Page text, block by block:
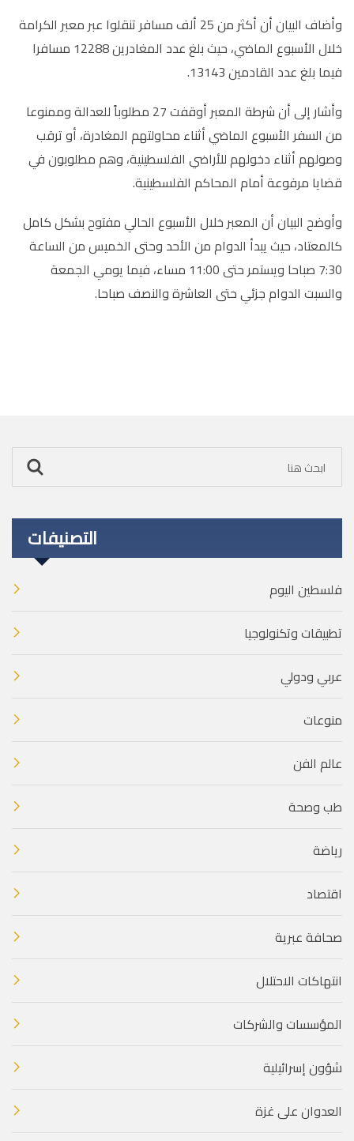
وأضاف البيان أن أكثر من 25 ألف مسافر تنقلوا عبر معبر الكرامة
خلال الأسبوع الماضي، حيث بلغ عدد المغادرين 12288 مسافرا
فيما بلغ عدد القادمين 13143.
وأشار إلى أن شرطة المعبر أوقفت 27 مطلوباً للعدالة وممنوعا
من السفر الأسبوع الماضي أثناء محاولتهم المغادرة، أو ترقب
وصولهم أثناء دخولهم للأراضي الفلسطينية، وهم مطلوبون في
قضايا مرفوعة أمام المحاكم الفلسطينية.
وأوضح البيان أن المعبر خلال الأسبوع الحالي مفتوح بشكل كامل
كالمعتاد، حيث يبدأ الدوام من الأحد وحتى الخميس من الساعة
7:30 صباحا ويستمر حتى 11:00 مساء، فيما يومي الجمعة
والسبت الدوام جزئي حتى العاشرة والنصف صباحا.
التصنيفات
فلسطين اليوم
تطبيقات وتكنولوجيا
عربي ودولي
منوعات
عالم الفن
طب وصحة
رياضة
اقتصاد
صحافة عبرية
انتهاكات الاحتلال
المؤسسات والشركات
شؤون إسرائيلية
العدوان على غزة